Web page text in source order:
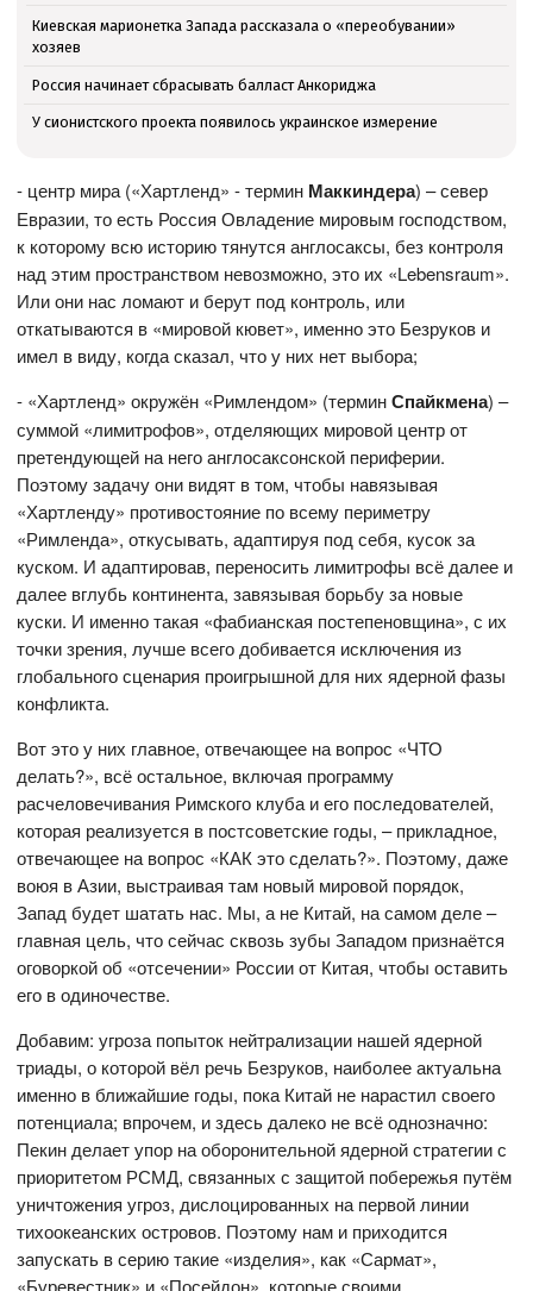
Киевская марионетка Запада рассказала о «переобувании»
хозяев
Россия начинает сбрасывать балласт Анкориджа
У сионистского проекта появилось украинское измерение
- центр мира («Хартленд» - термин Маккиндера) – север
Евразии, то есть Россия Овладение мировым господством,
к которому всю историю тянутся англосаксы, без контроля
над этим пространством невозможно, это их «Lebensraum».
Или они нас ломают и берут под контроль, или
откатываются в «мировой кювет», именно это Безруков и
имел в виду, когда сказал, что у них нет выбора;
- «Хартленд» окружён «Римлендом» (терминСпайкмена) –
суммой «лимитрофов», отделяющих мировой центр от
претендующей на него англосаксонской периферии.
Поэтому задачу они видят в том, чтобы навязывая
«Хартленду» противостояние по всему периметру
«Римленда», откусывать, адаптируя под себя, кусок за
куском. И адаптировав, переносить лимитрофы всё далее и
далее вглубь континента, завязывая борьбу за новые
куски. И именно такая «фабианская постепеновщина», с их
точки зрения, лучше всего добивается исключения из
глобального сценария проигрышной для них ядерной фазы
конфликта.
Вот это у них главное, отвечающее на вопрос «ЧТО
делать?», всё остальное, включая программу
расчеловечивания Римского клуба и его последователей,
которая реализуется в постсоветские годы, – прикладное,
отвечающее на вопрос «КАК это сделать?». Поэтому, даже
воюя в Азии, выстраивая там новый мировой порядок,
Запад будет шатать нас. Мы, а не Китай, на самом деле –
главная цель, что сейчас сквозь зубы Западом признаётся
оговоркой об «отсечении» России от Китая, чтобы оставить
его в одиночестве.
Добавим: угроза попыток нейтрализации нашей ядерной
триады, о которой вёл речь Безруков, наиболее актуальна
именно в ближайшие годы, пока Китай не нарастил своего
потенциала; впрочем, и здесь далеко не всё однозначно:
Пекин делает упор на оборонительной ядерной стратегии с
приоритетом РСМД, связанных с защитой побережья путём
уничтожения угроз, дислоцированных на первой линии
тихоокеанских островов. Поэтому нам и приходится
запускать в серию такие «изделия», как «Сармат»,
«Буревестник» и «Посейдон», которые своими